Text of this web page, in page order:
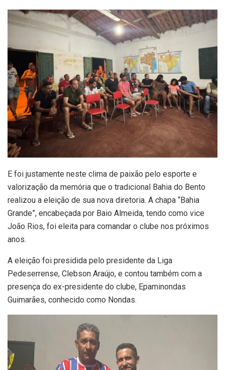
E foi justamente neste clima de paixão pelo esporte e
valorização da memória que o tradicional Bahia do Bento
realizou a eleição de sua nova diretoria. A chapa “Bahia
Grande”, encabeçada por Baio Almeida, tendo como vice
João Rios, foi eleita para comandar o clube nos próximos
anos.
A eleição foi presidida pelo presidente da Liga
Pedeserrense, Clebson Araújo, e contou também com a
presença do ex-presidente do clube, Epaminondas
Guimarães, conhecido como Nondas.